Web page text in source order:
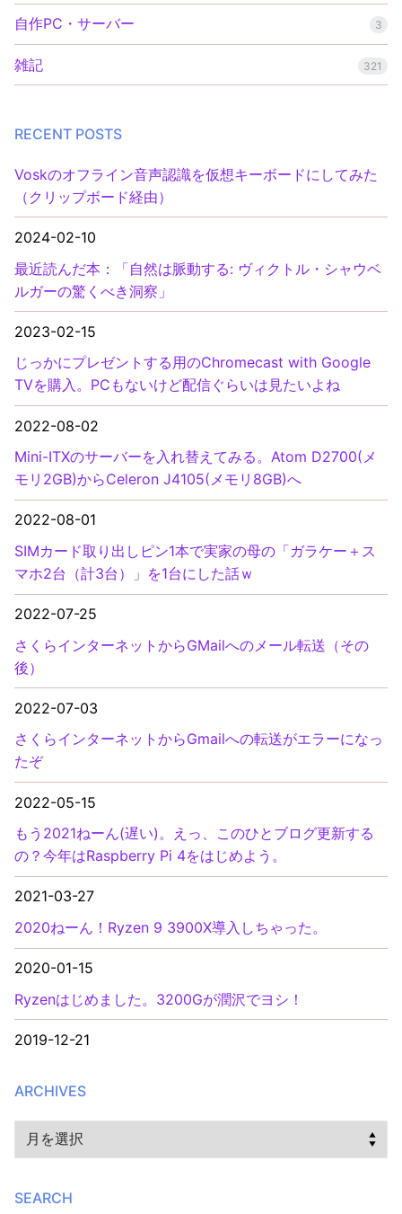
自作PC・サーバー 3
雑記 321
RECENT POSTS
Voskのオフライン音声認識を仮想キーボードにしてみた
（クリップボード経由）
2024-02-10
最近読んだ本：「自然は脈動する: ヴィクトル・シャウベ
ルガーの驚くべき洞察」
2023-02-15
じっかにプレゼントする用のChromecast with Google
TVを購入。PCもないけど配信ぐらいは見たいよね
2022-08-02
Mini-ITXのサーバーを入れ替えてみる。Atom D2700(メ
モリ2GB)からCeleron J4105(メモリ8GB)へ
2022-08-01
SIMカード取り出しピン1本で実家の母の「ガラケー＋ス
マホ2台（計3台）」を1台にした話ｗ
2022-07-25
さくらインターネットからGMailへのメール転送（その
後）
2022-07-03
さくらインターネットからGmailへの転送がエラーになっ
たぞ
2022-05-15
もう2021ねーん(遅い)。えっ、このひとブログ更新する
の？今年はRaspberry Pi 4をはじめよう。
2021-03-27
2020ねーん！Ryzen 9 3900X導入しちゃった。
2020-01-15
Ryzenはじめました。3200Gが潤沢でヨシ！
2019-12-21
ARCHIVES
Archives
SEARCH